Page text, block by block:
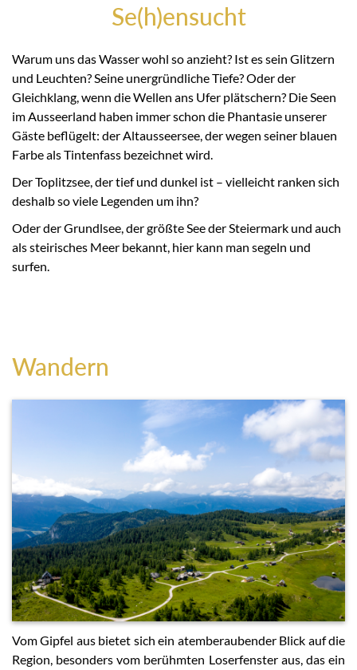
Se(h)ensucht
Warum uns das Wasser wohl so anzieht? Ist es sein Glitzern
und Leuchten? Seine unergründliche Tiefe? Oder der
Gleichklang, wenn die Wellen ans Ufer plätschern? Die Seen
im Ausseerland haben immer schon die Phantasie unserer
Gäste beflügelt: der Altausseersee, der wegen seiner blauen
Farbe als Tintenfass bezeichnet wird.
Der Toplitzsee, der tief und dunkel ist – vielleicht ranken sich
deshalb so viele Legenden um ihn?
Oder der Grundlsee, der größte See der Steiermark und auch
als steirisches Meer bekannt, hier kann man segeln und
surfen.
Wandern
Vom Gipfel aus bietet sich ein atemberaubender Blick auf die
Region, besonders vom berühmten Loserfenster aus, das ein